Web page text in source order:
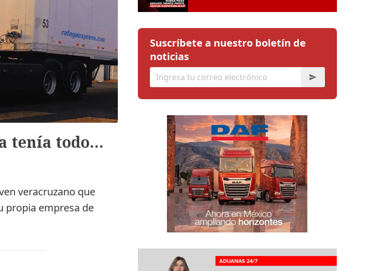
tenía todo…
veracruzano que
propia empresa de
Suscríbete a nuestro boletín de
noticias